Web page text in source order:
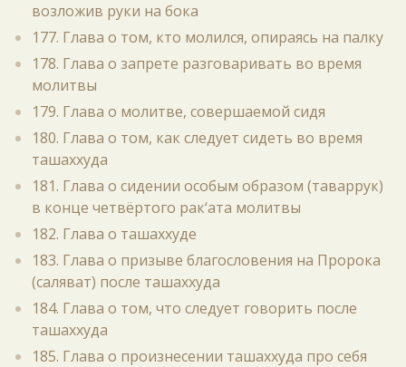
возложив руки на бока
177. Глава о том, кто молился, опираясь на палку
178. Глава о запрете разговаривать во время
молитвы
179. Глава о молитве, совершаемой сидя
180. Глава о том, как следует сидеть во время
ташаххуда
181. Глава о сидении особым образом (таваррук)
в конце четвёртого рак‘ата молитвы
182. Глава о ташаххуде
183. Глава о призыве благословения на Пророка
(саляват) после ташаххуда
184. Глава о том, что следует говорить после
ташаххуда
185. Глава о произнесении ташаххуда про себя